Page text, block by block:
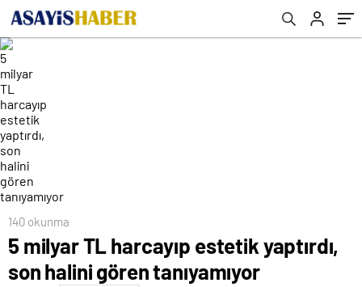
140 okunma
5 milyar TL harcayıp estetik yaptırdı,
son halini gören tanıyamıyor